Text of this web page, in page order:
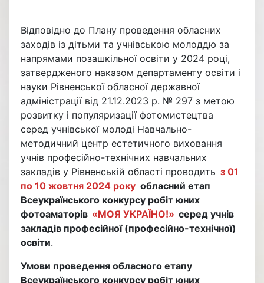
Відповідно до Плану проведення обласних
заходів із дітьми та учнівською молоддю за
напрямами позашкільної освіти у 2024 році,
затвердженого наказом департаменту освіти і
науки Рівненської обласної державної
адміністрації від 21.12.2023 р. № 297 з метою
розвитку і популяризації фотомистецтва
серед учнівської молоді Навчально-
методичний центр естетичного виховання
учнів професійно-технічних навчальних
закладів у Рівненській області проводить з 01
по 10 жовтня 2024 року обласний етап
Всеукраїнського конкурсу робіт юних
фотоаматорів «МОЯ УКРАЇНО!» серед учнів
закладів професійної (професійно-технічної)
освіти.
Умови проведення обласного етапу
Всеукраїнського конкурсу робіт юних